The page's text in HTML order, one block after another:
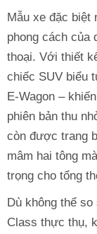
Mẫu xe đặc biệt
phong cách của
thoại. Với thiết
chiếc SUV biểu
E-Wagon –
phiên bản thu
còn được trang
mâm hai tông
trọng cho tổng
Dù không thể
Class thực thụ,